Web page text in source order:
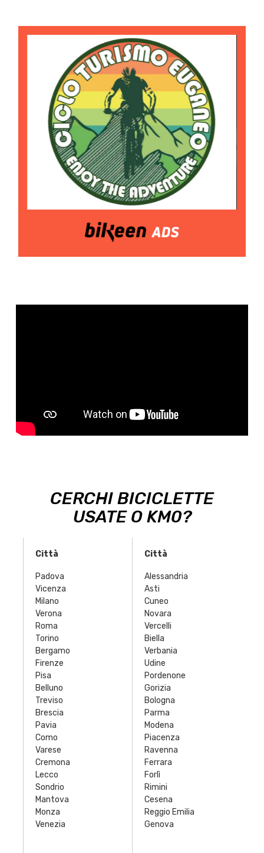
CERCHI BICICLETTE
USATE O KM0?
Città
Padova
Vicenza
Milano
Verona
Roma
Torino
Bergamo
Firenze
Pisa
Belluno
Treviso
Brescia
Pavia
Como
Varese
Cremona
Lecco
Sondrio
Mantova
Monza
Venezia
Città
Alessandria
Asti
Cuneo
Novara
Vercelli
Biella
Verbania
Udine
Pordenone
Gorizia
Bologna
Parma
Modena
Piacenza
Ravenna
Ferrara
Forlì
Rimini
Cesena
Reggio Emilia
Genova